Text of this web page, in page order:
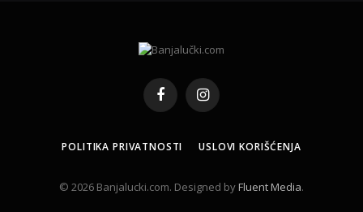
FacebookInstagram
POLITIKA PRIVATNOSTI USLOVI KORIŠĆENJA
© 2026 Banjalucki.com. Designed byFluent Media.